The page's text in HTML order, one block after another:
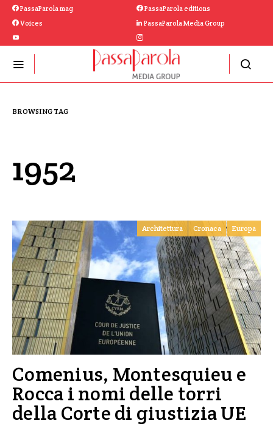
PassaParola mag
PassaParola editions
Voices
PassaParola Media Group
BROWSING TAG
1952
Architettura Cronaca Europa
Comenius, Montesquieu e
Rocca i nomi delle torri
della Corte di giustizia UE